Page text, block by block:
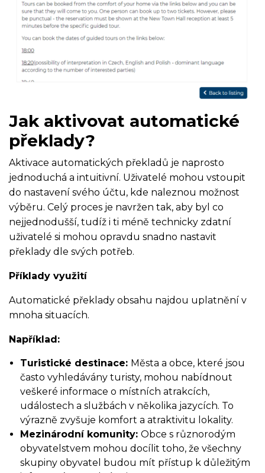
Jak aktivovat automatické
překlady?
Aktivace automatických překladů je naprosto
jednoduchá a intuitivní. Uživatelé mohou vstoupit
do nastavení svého účtu, kde naleznou možnost
výběru. Celý proces je navržen tak, aby byl co
nejjednodušší, tudíž i ti méně technicky zdatní
uživatelé si mohou opravdu snadno nastavit
překlady dle svých potřeb.
Příklady využití
Automatické překlady obsahu najdou uplatnění v
mnoha situacích.
Například:
Turistické destinace: Města a obce, které jsou
často vyhledávány turisty, mohou nabídnout
veškeré informace o místních atrakcích,
událostech a službách v několika jazycích. To
výrazně zvyšuje komfort a atraktivitu lokality.
Mezinárodní komunity: Obce s různorodým
obyvatelstvem mohou docílit toho, že všechny
skupiny obyvatel budou mít přístup k důležitým